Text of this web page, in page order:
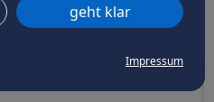
geht klar
Impressum